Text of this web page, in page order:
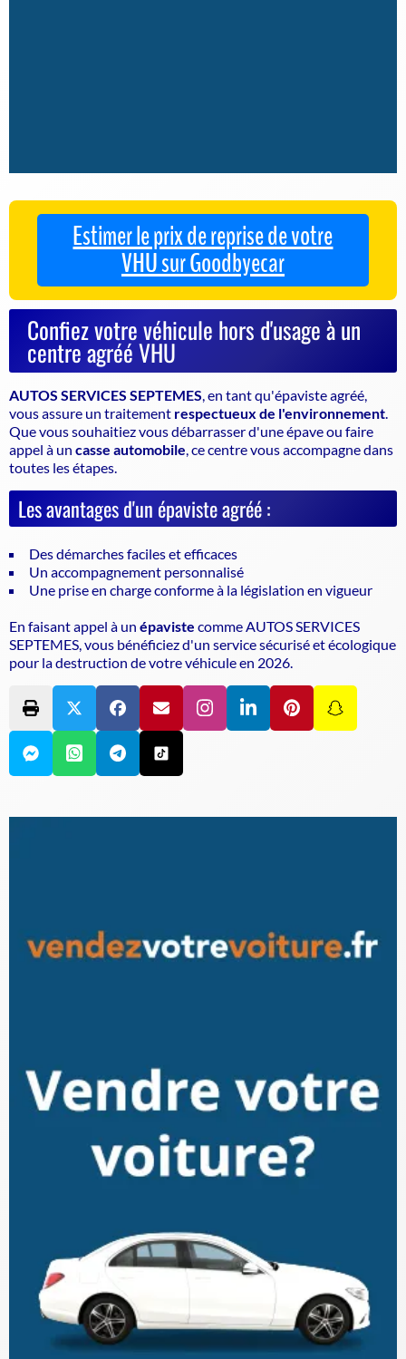
Estimer le prix de reprise de votre
VHU sur Goodbyecar
Confiez votre véhicule hors d'usage à un
centre agréé VHU
AUTOS SERVICES SEPTEMES , en tant qu'épaviste agréé
vous assure un traitement respectueux de l'environnement
Que vous souhaitiez vous débarrasser d'une épave ou faire
appel à un casse automobile , ce centre vous accompagne dans
toutes les étapes.
Les avantages d'un épaviste agréé :
Des démarches faciles et efficaces
Un accompagnement personnalisé
Une prise en charge conforme à la législation en vigueur
En faisant appel à un épaviste comme AUTOS SERVICES
SEPTEMES, vous bénéficiez d'un service sécurisé et écologique
pour la destruction de votre véhicule en 2026.